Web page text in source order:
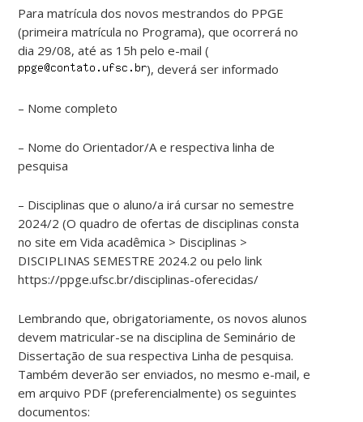
Para matrícula dos novos mestrandos do PPGE
(primeira matrícula no Programa), que ocorrerá no
dia 29/08, até as 15h pelo e-mail (
), deverá ser informado
– Nome completo
– Nome do Orientador/A e respectiva linha de
pesquisa
– Disciplinas que o aluno/a irá cursar no semestre
2024/2 (O quadro de ofertas de disciplinas consta
no site em Vida acadêmica > Disciplinas >
DISCIPLINAS SEMESTRE 2024.2 ou pelo link
https://ppge.ufsc.br/disciplinas-oferecidas/
Lembrando que, obrigatoriamente, os novos alunos
devem matricular-se na disciplina de Seminário de
Dissertação de sua respectiva Linha de pesquisa.
Também deverão ser enviados, no mesmo e-mail, e
em arquivo PDF (preferencialmente) os seguintes
documentos: